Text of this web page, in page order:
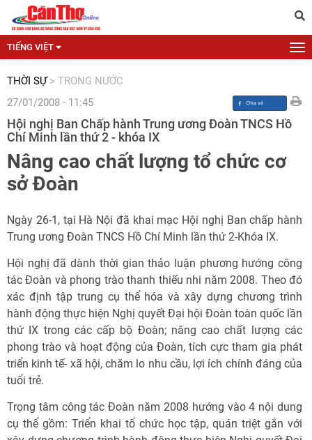
TIẾNG VIỆT
THỜI SỰ > TRONG NƯỚC
27/01/2008 - 11:45
Hội nghị Ban Chấp hành Trung ương Đoàn TNCS Hồ
Chí Minh lần thứ 2 - khóa IX
Nâng cao chất lượng tổ chức cơ
sở Đoàn
Ngày 26-1, tại Hà Nội đã khai mạc Hội nghị Ban chấp hành
Trung ương Đoàn TNCS Hồ Chí Minh lần thứ 2-Khóa IX.
Hội nghị đã dành thời gian thảo luận phương hướng công
tác Đoàn và phong trào thanh thiếu nhi năm 2008. Theo đó
xác định tập trung cụ thể hóa và xây dựng chương trình
hành động thực hiện Nghị quyết Đại hội Đoàn toàn quốc lần
thứ IX trong các cấp bộ Đoàn; nâng cao chất lượng các
phong trào và hoạt động của Đoàn, tích cực tham gia phát
triển kinh tế- xã hội, chăm lo nhu cầu, lợi ích chính đáng của
tuổi trẻ.
Trọng tâm công tác Đoàn năm 2008 hướng vào 4 nội dung
cụ thể gồm: Triển khai tổ chức học tập, quán triệt gắn với